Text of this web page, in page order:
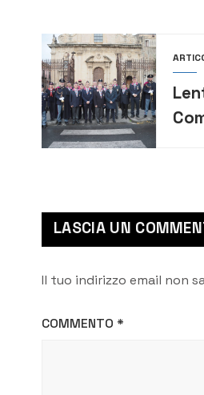
LASCIA UN
Il tuo indirizzo email non
COMMENTO *